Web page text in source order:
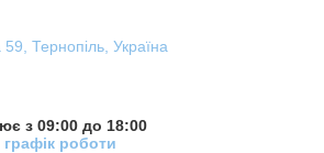
Тернопіль, Україна
з 09:00 до 18:00
роботи